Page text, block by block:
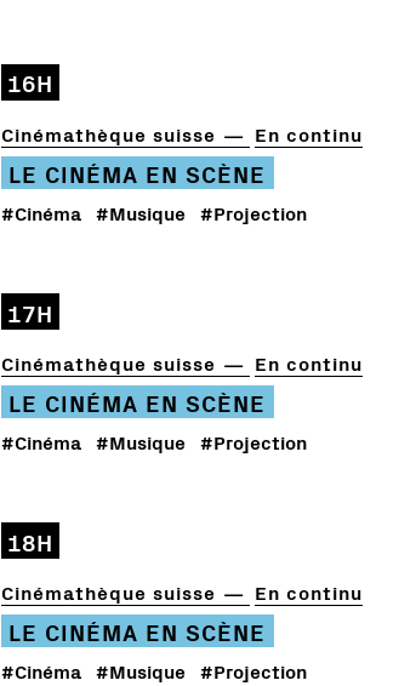
16H
Cinémathèque suisse En continu
LE CINÉMA EN SCÈNE
#Cinéma #Musique #Projection
17H
Cinémathèque suisse En continu
LE CINÉMA EN SCÈNE
#Cinéma #Musique #Projection
18H
Cinémathèque suisse En continu
LE CINÉMA EN SCÈNE
#Cinéma #Musique #Projection